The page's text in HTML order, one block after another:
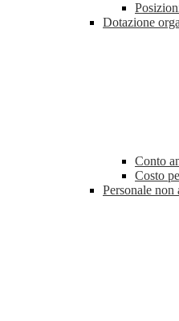
Dotazione
Conto
Costo
Personale non